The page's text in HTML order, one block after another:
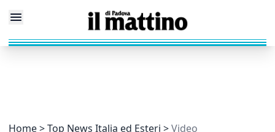
Home Top News Italia ed Esteri Video